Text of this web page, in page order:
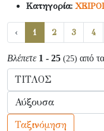
Κατηγορία:
‹ 1 2 3 4
Βλέπετε 1 - 25 (25) από τα
Ταξινόμηση